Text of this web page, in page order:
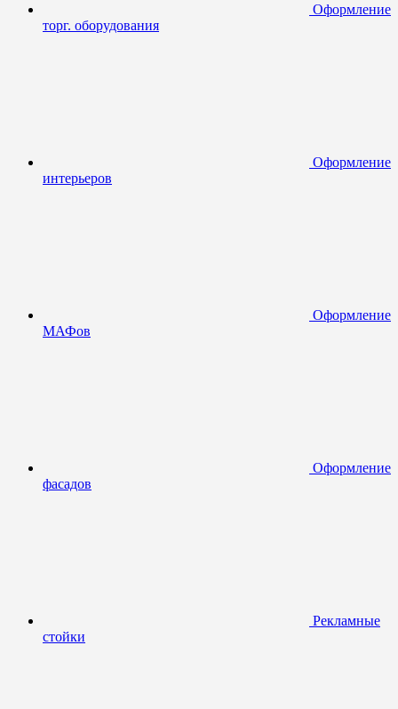
Оформление
торг. оборудования
Оформление
интерьеров
Оформление
МАФов
Оформление
фасадов
Рекламные
стойки